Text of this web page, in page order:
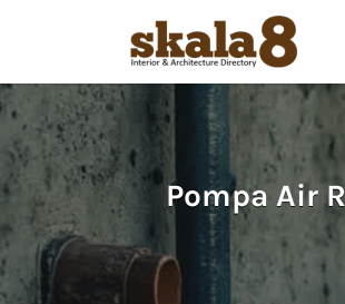
Search
for:
Pompa Air